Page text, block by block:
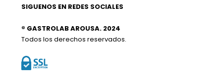
SIGUENOS EN REDES SOCIALES
® GASTROLAB AROUSA. 2024
Todos los derechos reservados.